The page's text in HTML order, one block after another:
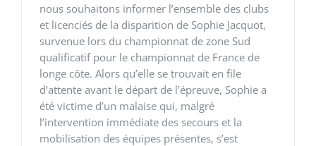
nous souhaitons informer l’ensemble des clubs
et licenciés de la disparition de Sophie Jacquot,
survenue lors du championnat de zone Sud
qualificatif pour le championnat de France de
longe côte. Alors qu’elle se trouvait en file
d’attente avant le départ de l’épreuve, Sophie a
été victime d’un malaise qui, malgré
l’intervention immédiate des secours et la
mobilisation des équipes présentes, s’est